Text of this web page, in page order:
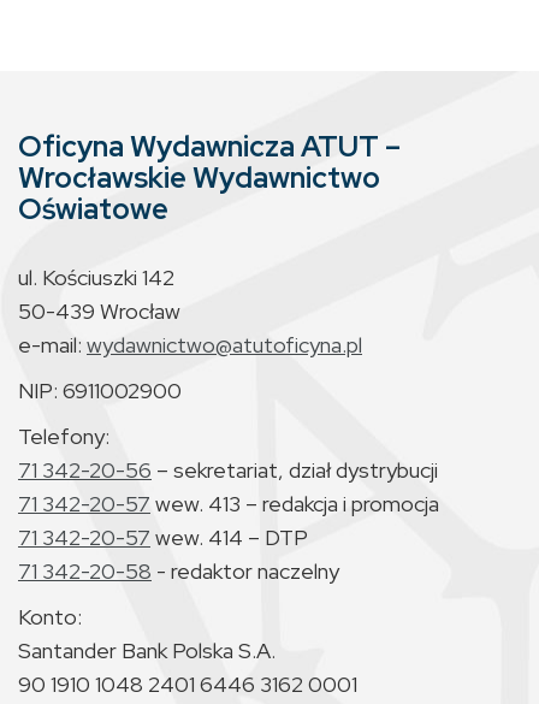
Oficyna Wydawnicza ATUT –
Wrocławskie Wydawnictwo
Oświatowe
ul. Kościuszki 142
50-439 Wrocław
e-mail: wydawnictwo@atutoficyna.pl
NIP: 6911002900
Telefony:
71 342-20-56 – sekretariat, dział dystrybucji
71 342-20-57 wew. 413 – redakcja i promocja
71 342-20-57 wew. 414 – DTP
71 342-20-58 - redaktor naczelny
Konto:
Santander Bank Polska S.A.
90 1910 1048 2401 6446 3162 0001